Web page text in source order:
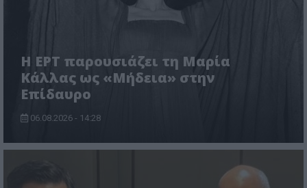
Η ΕΡΤ παρουσιάζει τη Μαρία
Κάλλας ως «Μήδεια» στην
Επίδαυρο
06.08.2026 - 14:28